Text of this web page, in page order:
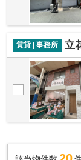
賃貸 | 事務所 立